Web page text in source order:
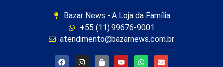
Bazar News - A Loja da Família
+55 (11) 99676-9001
atendimento@bazarnews.com.br